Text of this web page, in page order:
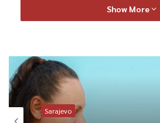
centar u jednom, divne kreativne
Show More
Sarajevo